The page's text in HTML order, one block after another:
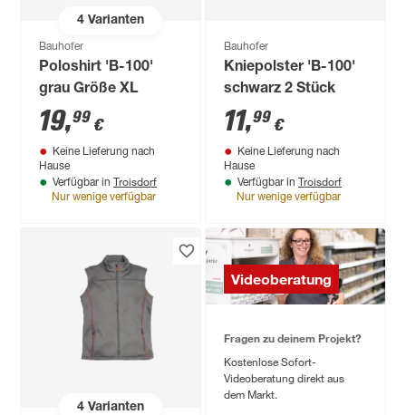
4Varianten
Bauhofer
Poloshirt 'B-100'
grau Größe XL
19,99 €
Keine Lieferung nach
Hause
Verfügbar in Troisdorf
Nur wenige verfügbar
Bauhofer
Kniepolster 'B-100'
schwarz 2 Stück
11,99 €
Keine Lieferung nach
Hause
Verfügbar in Troisdorf
Nur wenige verfügbar
4Varianten
Videoberatung
Fragen zu deinem Projekt?
Kostenlose Sofort-
Videoberatung direkt aus
dem Markt.